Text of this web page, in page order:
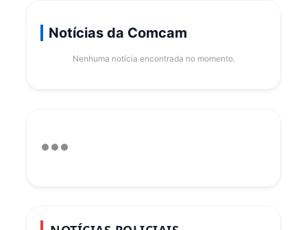
Notícias da Comcam
Nenhuma notícia encontrada no momento.